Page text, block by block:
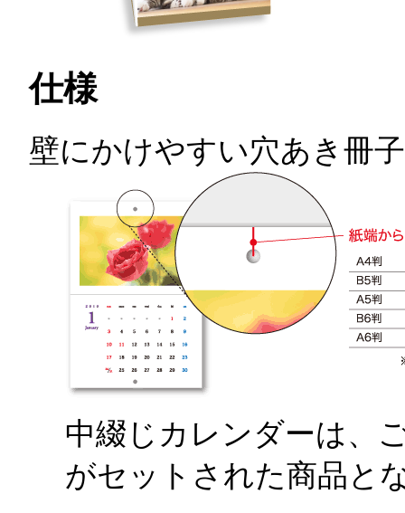
仕様
壁にかけやすい穴あき冊
中綴じカレンダーは、
がセットされた商品と